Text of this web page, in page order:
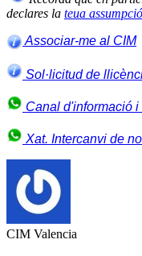
declares la teua
Associar-me al CIM
Sol·licitud de
Canal d'informació i
Xat. Intercanvi de
CIM Valencia